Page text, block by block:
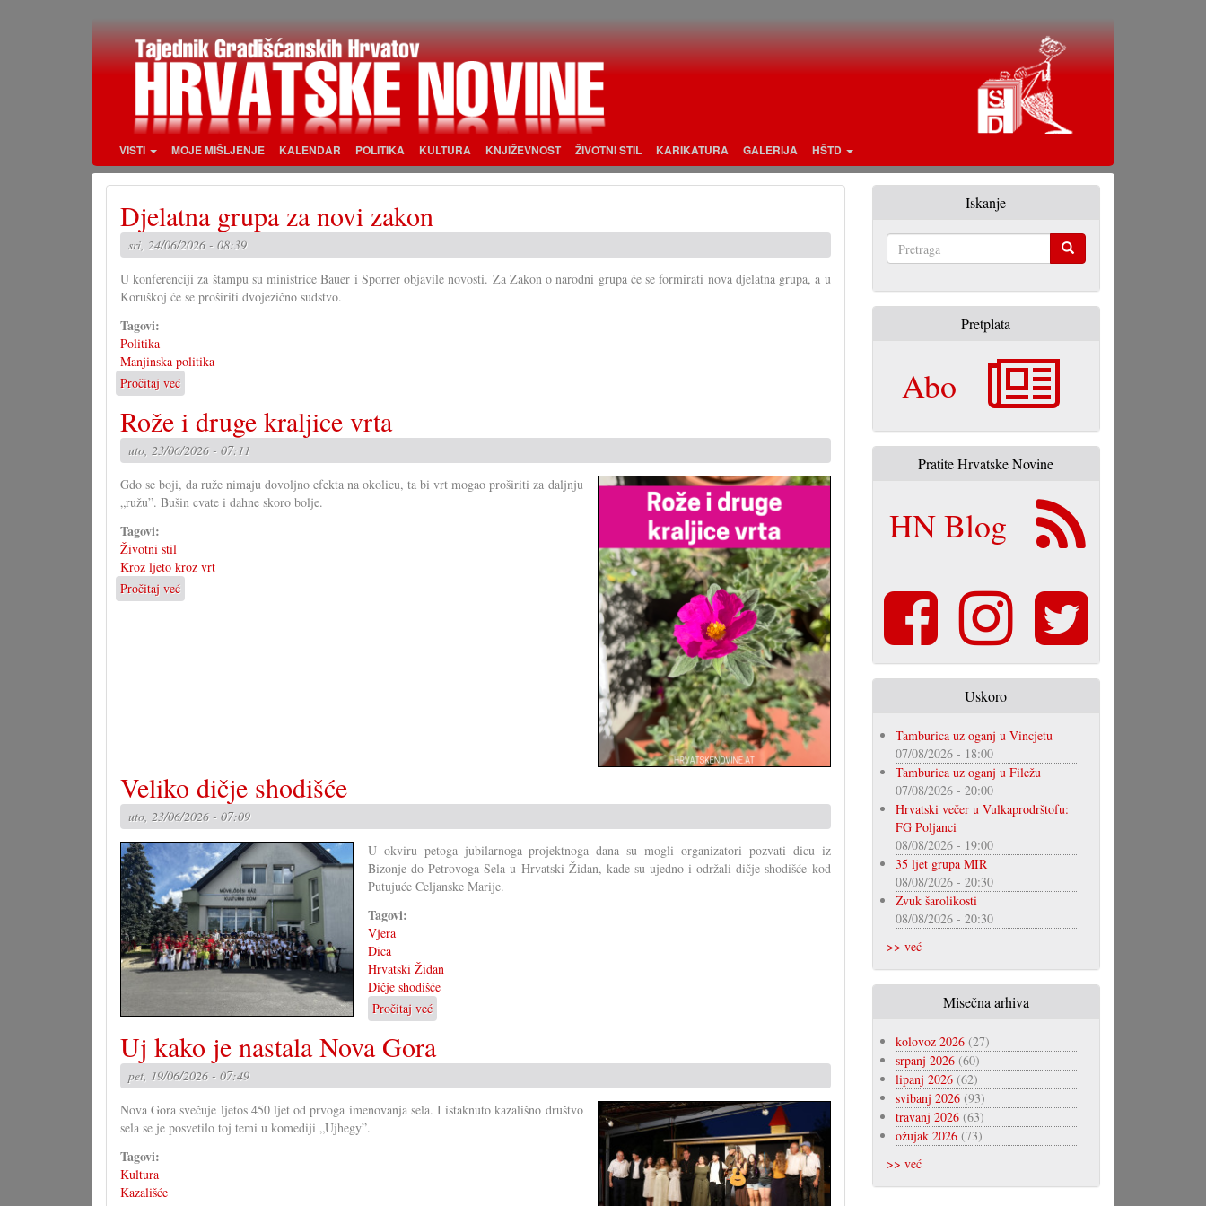
VISTI MOJE MIŠLJENJE KALENDAR POLITIKA KULTURA KNJIŽEVNOST ŽIVOTNI STIL KARIKATURA GALERIJA HŠTD
Djelatna grupa za novi zakon
sri, 24/06/2026 - 08:39
U konferenciji za štampu su ministrice Bauer i Sporrer objavile novosti. Za Zakon o narodni grupa će se formirati nova djelatna grupa, a u
Koruškoj će se proširiti dvojezično sudstvo.
Tagovi:
Politika
Manjinska politika
Pročitaj već
Djelatna
grupa
za
novi
Rože i druge kraljice vrta
uto, 23/06/2026 - 07:11
Gdo se boji, da ruže nimaju dovoljno efekta na okolicu, ta bi vrt mogao proširiti za daljnju
„ružu”. Bušin cvate i dahne skoro bolje.
Tagovi:
Životni stil
Kroz ljeto kroz vrt
Pročitaj već
Rože
Veliko dičje shodišće
uto, 23/06/2026 - 07:09
U okviru petoga jubilarnoga projektnoga dana su mogli organizatori pozvati dicu iz
Bizonje do Petrovoga Sela u Hrvatski Židan, kade su ujedno i održali dičje shodišće kod
Putujuće Celjanske Marije.
Tagovi:
Vjera
Dica
Hrvatski Židan
Dičje shodišće
Pročitaj već
Veliko
dičje
shodišće
Uj kako je nastala Nova Gora
pet, 19/06/2026 - 07:49
Nova Gora svečuje ljetos 450 ljet od prvoga imenovanja sela. I istaknuto kazališno društvo
sela se je posvetilo toj temi u komediji „Ujhegy”.
Tagovi:
Kultura
Kazališće
Iskanje
Pretplata
Abo
Pratite Hrvatske Novine
HN Blog
Uskoro
Tamburica uz oganj u Vincjetu
07/08/2026 - 18:00
Tamburica uz oganj u Filežu
07/08/2026 - 20:00
Hrvatski večer u Vulkaprodrštofu:
FG Poljanci
08/08/2026 - 19:00
35 ljet grupa MIR
08/08/2026 - 20:30
Zvuk šarolikosti
08/08/2026 - 20:30
>> već
Misečna arhiva
kolovoz 2026(27)
srpanj 2026(60)
lipanj 2026(62)
svibanj 2026(93)
travanj 2026(63)
ožujak 2026(73)
>> već